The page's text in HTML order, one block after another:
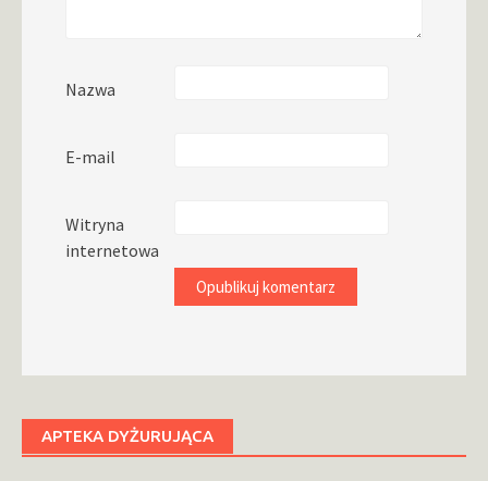
Nazwa
E-mail
Witryna
internetowa
APTEKA DYŻURUJĄCA